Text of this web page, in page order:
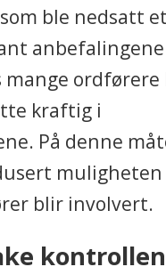
ble nedsatt
ordførere
kraftig i
På denne
blir involvert.
kontrollen